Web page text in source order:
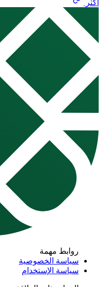
مهمة
الخصوصية
الإستخدام